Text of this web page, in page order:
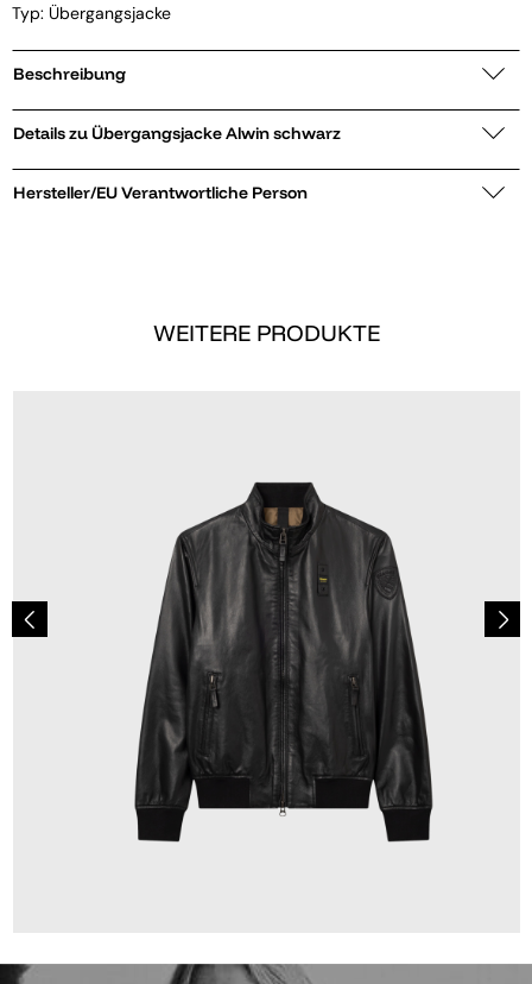
Typ: Übergangsjacke
Beschreibung
Details zu Übergangsjacke Alwin schwarz
Hersteller/EU Verantwortliche Person
WEITERE PRODUKTE